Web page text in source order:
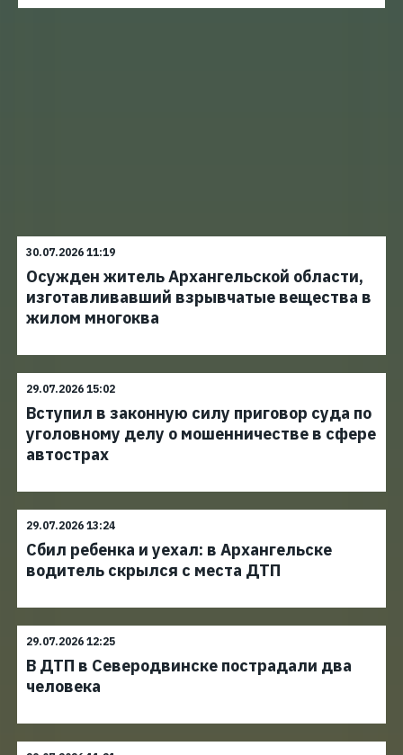
30.07.2026 11:19
Осужден житель Архангельской области,
изготавливавший взрывчатые вещества в
жилом многоква
29.07.2026 15:02
Вступил в законную силу приговор суда по
уголовному делу о мошенничестве в сфере
автострах
29.07.2026 13:24
Сбил ребенка и уехал: в Архангельске
водитель скрылся с места ДТП
29.07.2026 12:25
В ДТП в Северодвинске пострадали два
человека